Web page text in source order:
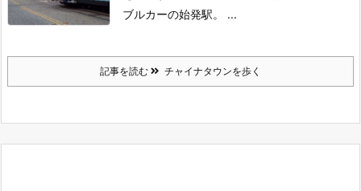
ブルカーの始発駅。 ...
記事を読む チャイナタウンを歩く